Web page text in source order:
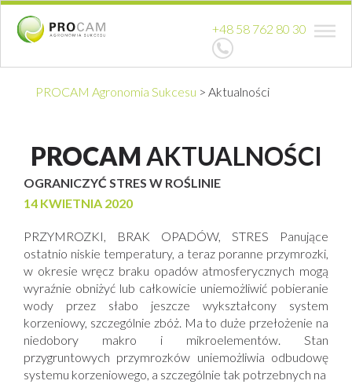
+48 58 762 80 30
PROCAM Agronomia Sukcesu > Aktualności
PROCAMAKTUALNOŚCI
OGRANICZYĆ STRES W ROŚLINIE
14 KWIETNIA 2020
PRZYMROZKI, BRAK OPADÓW, STRES Panujące
ostatnio niskie temperatury, a teraz poranne przymrozki,
w okresie wręcz braku opadów atmosferycznych mogą
wyraźnie obniżyć lub całkowicie uniemożliwić pobieranie
wody przez słabo jeszcze wykształcony system
korzeniowy, szczególnie zbóż. Ma to duże przełożenie na
niedobory makro i mikroelementów. Stan
przygruntowych przymrozków uniemożliwia odbudowę
systemu korzeniowego, a szczególnie tak potrzebnych na